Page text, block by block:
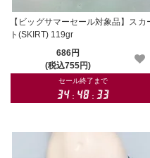
【ビッグサマーセール対象品】スカ
ト(SKIRT) 119gr
686円
(税込755円)